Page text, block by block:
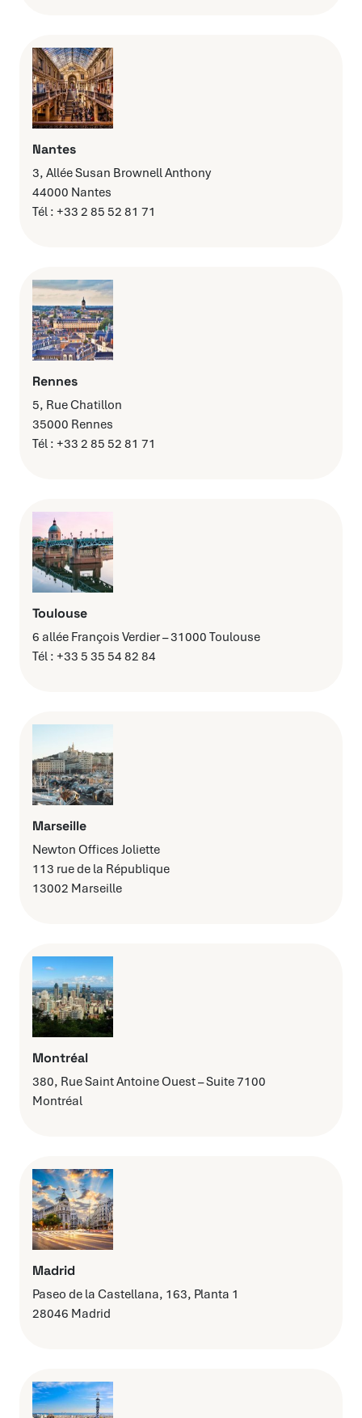
Nantes
3, Allée Susan Brownell Anthony
44000 Nantes
Tél : +33 2 85 52 81 71
Rennes
5, Rue Chatillon
35000 Rennes
Tél : +33 2 85 52 81 71
Toulouse
6 allée François Verdier – 31000 Toulouse
Tél : +33 5 35 54 82 84
Marseille
Newton Offices Joliette
113 rue de la République
13002 Marseille
Montréal
380, Rue Saint Antoine Ouest – Suite 7100
Montréal
Madrid
Paseo de la Castellana, 163, Planta 1
28046 Madrid